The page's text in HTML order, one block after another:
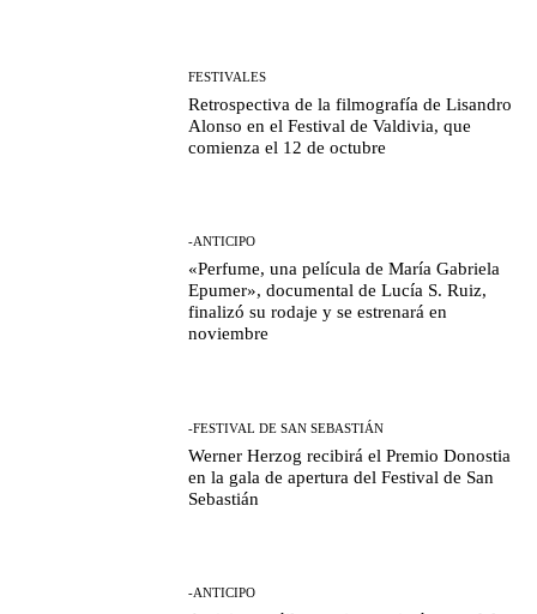
FESTIVALES
Retrospectiva de la filmografía de Lisandro
Alonso en el Festival de Valdivia, que
comienza el 12 de octubre
-ANTICIPO
«Perfume, una película de María Gabriela
Epumer», documental de Lucía S. Ruiz,
finalizó su rodaje y se estrenará en
noviembre
-FESTIVAL DE SAN SEBASTIÁN
Werner Herzog recibirá el Premio Donostia
en la gala de apertura del Festival de San
Sebastián
-ANTICIPO